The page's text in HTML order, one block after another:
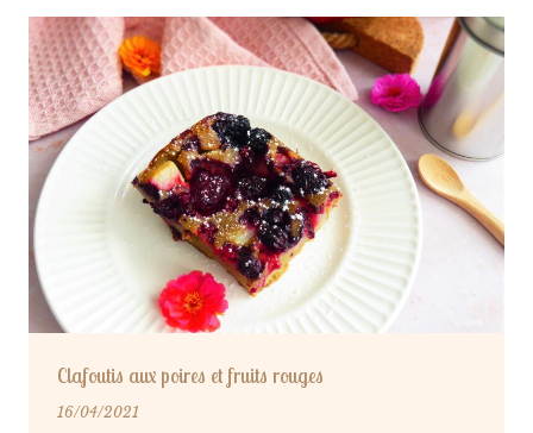
Clafoutis aux poires et fruits rouges
16/04/2021